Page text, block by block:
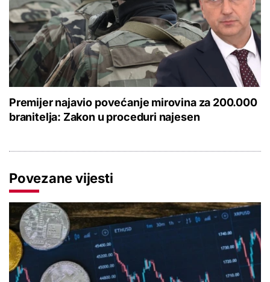
Premijer najavio povećanje mirovina za 200.000
branitelja: Zakon u proceduri najesen
Povezane vijesti